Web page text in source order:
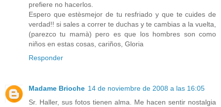
prefiere no hacerlos.
Espero que estèsmejor de tu resfriado y que te cuides de
verdad!! si sales a correr te duchas y te cambias a la vuelta,
(parezco tu mamà) pero es que los hombres son como
niños en estas cosas, cariños, Gloria
Responder
Madame Brioche 14 de noviembre de 2008 a las 16:05
Sr. Haller, sus fotos tienen alma. Me hacen sentir nostalgia